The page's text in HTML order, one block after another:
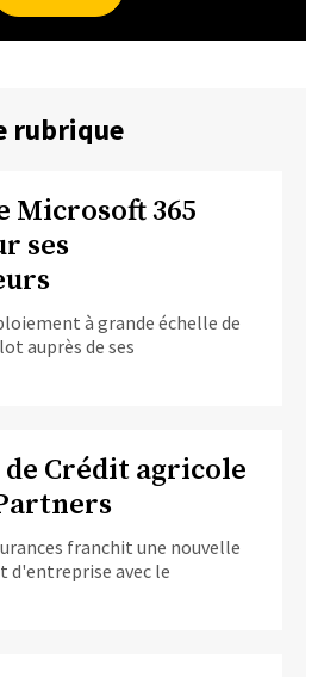
rubrique
Microsoft 365
ses
à grande échelle de
auprès de ses
Crédit agricole
franchit une nouvelle
d'entreprise avec le